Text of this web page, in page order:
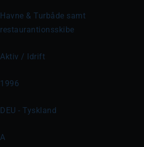
Havne & Turbåde samt
restaurantionsskibe
Aktiv / Idrift
1996
DEU - Tyskland
A